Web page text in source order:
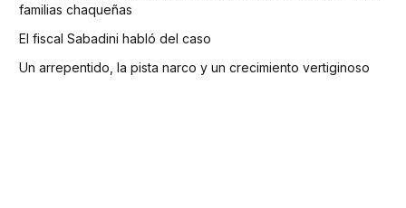
familias chaqueñas
El fiscal Sabadini habló del caso
Un arrepentido, la pista narco y un crecimiento vertiginoso